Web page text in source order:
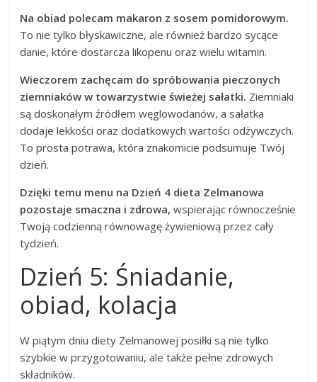
Na obiad polecam makaron z sosem pomidorowym.
To nie tylko błyskawiczne, ale również bardzo sycące
danie, które dostarcza likopenu oraz wielu witamin.
Wieczorem zachęcam do spróbowania pieczonych
ziemniaków w towarzystwie świeżej sałatki. Ziemniaki
są doskonałym źródłem węglowodanów, a sałatka
dodaje lekkości oraz dodatkowych wartości odżywczych.
To prosta potrawa, która znakomicie podsumuje Twój
dzień.
Dzięki temu menu na Dzień 4 dieta Zelmanowa
pozostaje smaczna i zdrowa, wspierając równocześnie
Twoją codzienną równowagę żywieniową przez cały
tydzień.
Dzień 5: Śniadanie,
obiad, kolacja
W piątym dniu diety Zelmanowej posiłki są nie tylko
szybkie w przygotowaniu, ale także pełne zdrowych
składników.